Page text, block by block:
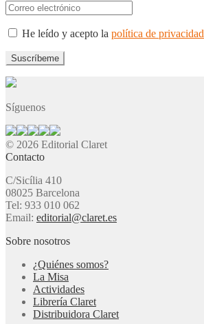
He leído y acepto la política de privacidad
Síguenos
© 2026 Editorial Claret
Contacto
C/Sicília 410
08025 Barcelona
Tel: 933 010 062
Email: editorial@claret.es
Sobre nosotros
¿Quiénes somos?
La Misa
Actividades
Librería Claret
Distribuidora Claret